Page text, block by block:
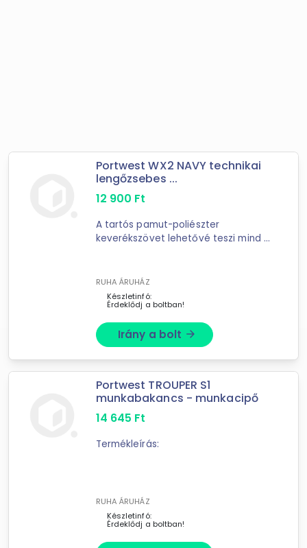
Portwest WX2 NAVY technikai
lengőzsebes ...
12 900 Ft
A tartós pamut-poliészter
keverékszövet lehetővé teszi mind a
a kényelmet. Stretch burkolat
RUHA ÁRUHÁZ
Készletinfó:
Érdeklődj a boltban!
Irány a bolt arrow_forward
Portwest TROUPER S1
munkabakancs - munkacipő
14 645 Ft
Termékleírás:
RUHA ÁRUHÁZ
Készletinfó:
Érdeklődj a boltban!